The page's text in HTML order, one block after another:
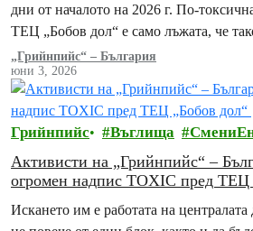
дни от началото на 2026 г. По-
ТЕЦ „Бобов дол“ е само лъжата, че
„Грийнпийс“ – България
юни 3, 2026
Грийнпийс Въглища
Активисти на „Грийнпийс“ –
огромен надпис TOXIC пред ТЕЦ
Искането им е работата на